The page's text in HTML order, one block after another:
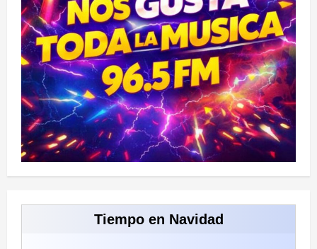
Tiempo en Navidad